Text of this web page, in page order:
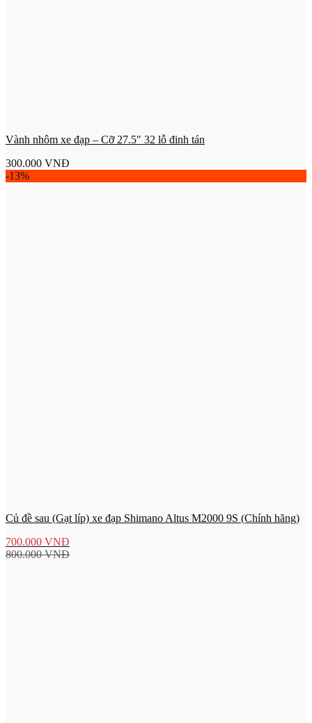
Vành nhôm xe đạp – Cỡ 27.5″ 32 lỗ đinh tán
300.000 VNĐ
-13%
Củ đề sau (Gạt líp) xe đạp Shimano Altus M2000 9S (Chính hãng)
700.000 VNĐ
800.000VNĐ